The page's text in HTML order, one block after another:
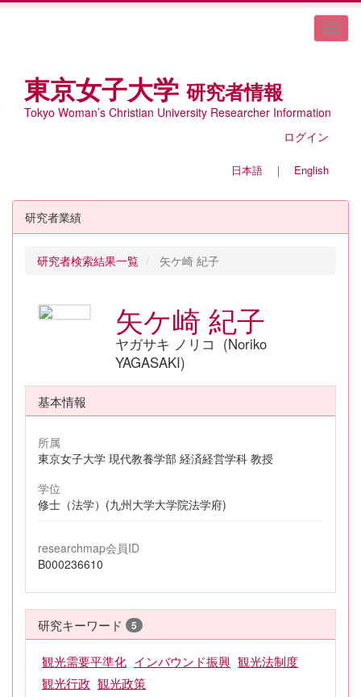
東京女子大学 研究者情報
Tokyo Woman’s Christian University Researcher Information
ログイン
日本語 ｜ English
研究者業績
研究者検索結果一覧 矢ケ崎 紀子
矢ケ崎 紀子
ヤガサキ ノリコ (Noriko
YAGASAKI)
基本情報
所属
東京女子大学 現代教養学部 経済経営学科 教授
学位
修士（法学）(九州大学大学院法学府)
researchmap会員ID
B000236610
研究キーワード 5
観光需要平準化 インバウンド振興 観光法制度
観光行政 観光政策